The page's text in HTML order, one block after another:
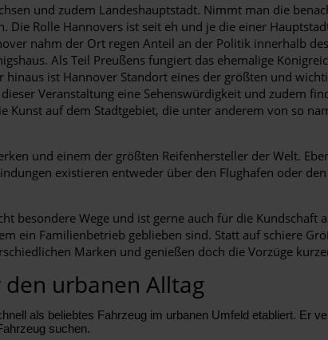
und zudem Landeshauptstadt. Nimmt man die
Rolle Hannovers ist seit eh und je die einer
nahm der Ort regen Anteil an der Politik innerhalb
Als Teil Preußens fungiert das ehemalige
ist Hannover Standort eines der größten und
Veranstaltung eine Sehenswürdigkeit und zudem
Kunst auf dem Stadtgebiet, die unter anderem von so
und einem der größten Reifenhersteller der Welt.
existieren entweder über den Flughafen oder
besondere Wege und ist gerne auch für die Kundschaft
ein Familienbetrieb geblieben sind. Statt auf schiere
Marken und genießen doch die Vorzüge
den urbanen Alltag
als beliebtes Fahrzeug im urbanen Umfeld etabliert. Er
suchen.